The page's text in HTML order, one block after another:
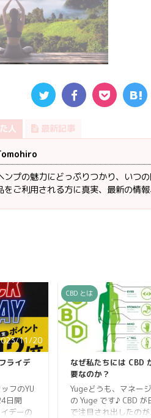
人 最新記事
ンプの魅力にどっぷりつかり、いつ
をご利用される方に真実、最新の情
11/20
ライデ
フのYU
日開
デーの
CBD とは
なぜ私たちには CBD
要なのか？
Yugeどうも、マネー
の Yuge です♪ CBD が
で注目され出したの